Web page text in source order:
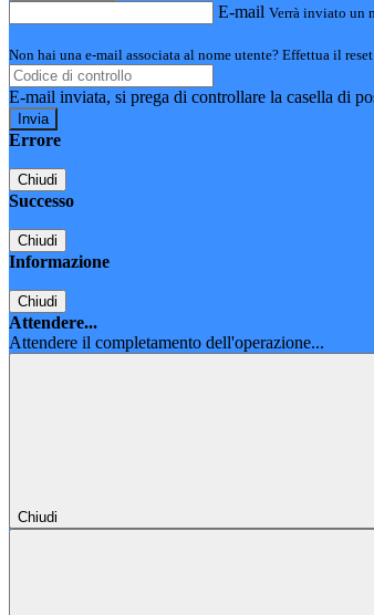
E-mail Verrà inviato un
Non hai una e-mail associata al nome utente? Effettua il
E-mail inviata, si prega di controllare la casella di
Errore
Chiudi
Successo
Chiudi
Informazione
Chiudi
Attendere...
Attendere il completamento dell'operazione...
Chiudi